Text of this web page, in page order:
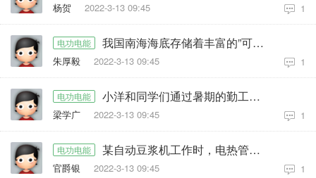
杨贺 2022-3-13 09:45 1
电功电能 我国南海海底存储着丰富的”可燃冰“资源．可燃冰被视为21世纪新型绿色能源
朱厚毅 2022-3-13 09:45 1
电功电能 小洋和同学们通过暑期的勤工俭学为残疾人老王买了一辆电动轮椅
梁学广 2022-3-13 09:45 1
电功电能 某自动豆浆机工作时，电热管加热与电动机打浆过程交替进行
官爵银 2022-3-13 09:45 1